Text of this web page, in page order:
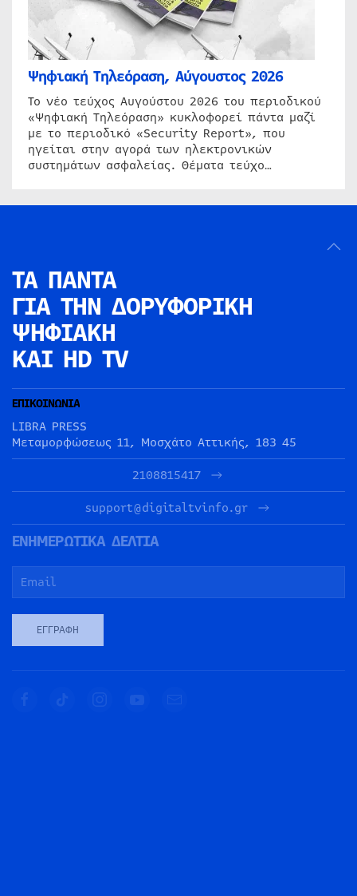
Ψηφιακή Τηλεόραση, Αύγουστος 2026
Το νέο τεύχος Αυγούστου 2026 του περιοδικού
«Ψηφιακή Τηλεόραση» κυκλοφορεί πάντα μαζί
με το περιοδικό «Security Report», που
ηγείται στην αγορά των ηλεκτρονικών
συστημάτων ασφαλείας. Θέματα τεύχο…
ΤΑ ΠΑΝΤΑ
ΓΙΑ ΤΗΝ ΔΟΡΥΦΟΡΙΚΗ
ΨΗΦΙΑΚΗ
ΚΑΙ HD TV
ΕΠΙΚΟΙΝΩΝΙΑ
LIBRA PRESS
Μεταμορφώσεως 11, Μοσχάτο Αττικής, 183 45
2108815417
support@digitaltvinfo.gr
ΕΝΗΜΕΡΩΤΙΚΑ ΔΕΛΤΙΑ
ΕΓΓΡΑΦΉ